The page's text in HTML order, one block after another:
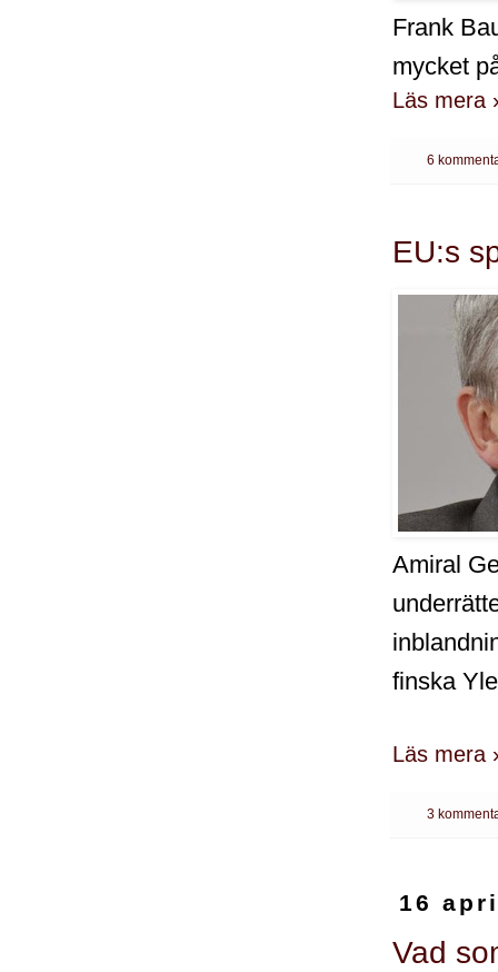
Frank
mycket
Läs mera
6
EU:s
Amiral
finska
Läs mera
3
16
Vad